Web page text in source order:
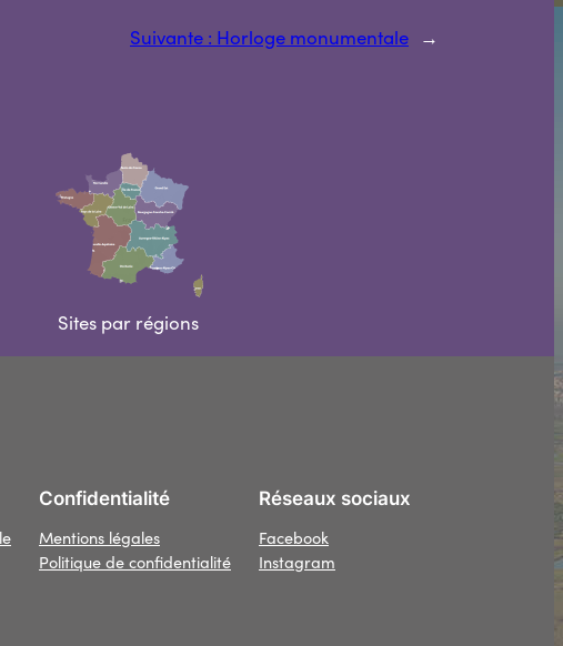
Suivante : Horloge monumentale →
Sites par régions
Confidentialité
Mentions légales
Politique de confidentialité
Réseaux sociaux
Facebook
Instagram